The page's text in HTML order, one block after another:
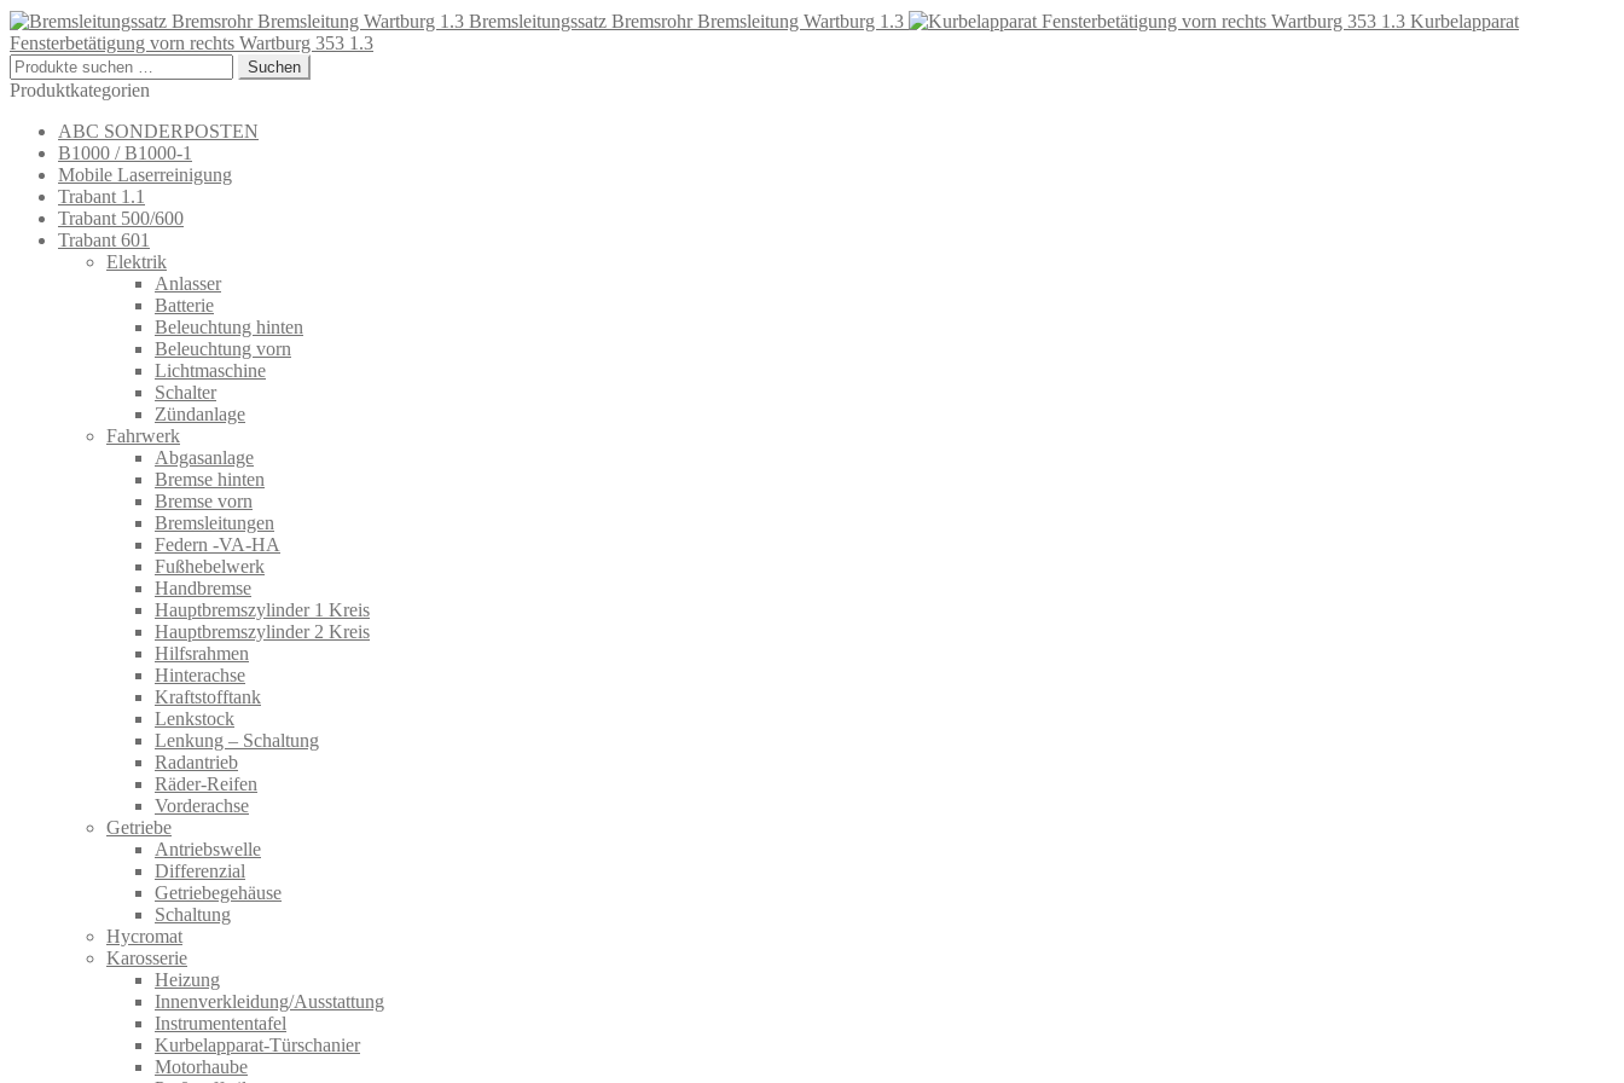
Bremsleitungssatz Bremsrohr Bremsleitung Wartburg 1.3
Kurbelapparat
Fensterbetätigung vorn rechts Wartburg 353 1.3
Suchen
nach:
Suchen
Produktkategorien
ABC SONDERPOSTEN
B1000 / B1000-1
Mobile Laserreinigung
Trabant 1.1
Trabant 500/600
Trabant 601
Elektrik
Anlasser
Batterie
Beleuchtung hinten
Beleuchtung vorn
Lichtmaschine
Schalter
Zündanlage
Fahrwerk
Abgasanlage
Bremse hinten
Bremse vorn
Bremsleitungen
Federn -VA-HA
Fußhebelwerk
Handbremse
Hauptbremszylinder 1 Kreis
Hauptbremszylinder 2 Kreis
Hilfsrahmen
Hinterachse
Kraftstofftank
Lenkstock
Lenkung – Schaltung
Radantrieb
Räder-Reifen
Vorderachse
Getriebe
Antriebswelle
Differenzial
Getriebegehäuse
Schaltung
Hycromat
Karosserie
Heizung
Innenverkleidung/Ausstattung
Instrumententafel
Kurbelapparat-Türschanier
Motorhaube